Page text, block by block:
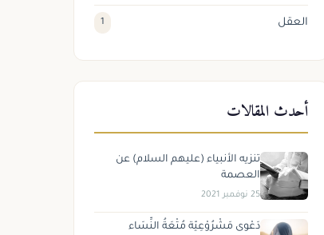
العقل 1
أحدث المقالات
تنزيه الأنبياء (عليهم السلام) عن
العصمة
25 نوفمبر 2021
دَعْوى مَشْرُوْعِيّة مُتْعَةُ النِّسَاء